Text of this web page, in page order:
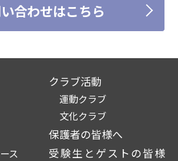
合わせはこちら
ス
クラブ活動
運動クラブ
文化クラブ
保護者の皆様へ
受験生とゲストの皆様